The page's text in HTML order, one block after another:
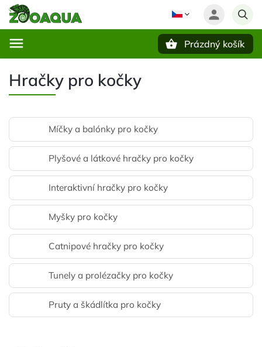
Prázdný košík
Hračky pro kočky
Míčky a balónky pro kočky
Plyšové a látkové hračky pro kočky
Interaktivní hračky pro kočky
Myšky pro kočky
Catnipové hračky pro kočky
Tunely a prolézačky pro kočky
Pruty a škádlítka pro kočky